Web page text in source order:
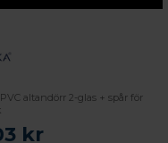
altandörr 2-glas + spår för
kr